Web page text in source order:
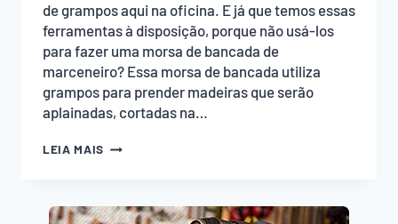
de grampos aqui na oficina. E já que temos essas
ferramentas à disposição, porque não usá-los
para fazer uma morsa de bancada de
marceneiro? Essa morsa de bancada utiliza
grampos para prender madeiras que serão
aplainadas, cortadas na…
LEIA MAIS MORSA
MARCENEIRO